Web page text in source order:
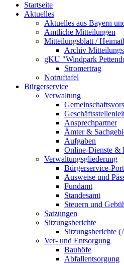
Startseite
Aktuelles
Aktuelles aus Bayern
Amtliche Mitteilungen
Mitteilungsblatt /
Archiv
gKU "Windpark
Stromertrag
Notruftafel
Bürgerservice
Verwaltung
Ansprechpartner
Ämter &
Aufgaben
Online-Dienste &
Verwaltungsgliederung
Bürgerservice-
Ausweise und
Fundamt
Standesamt
Steuern und
Satzungen
Sitzungsberichte
Sitzungsberichte
Ver- und Entsorgung
Bauhöfe
Abfallentsorgung